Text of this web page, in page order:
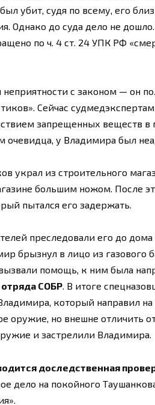
убит, судя по всему, его
Однако до суда дело не дошло.
по ч. 4 ст. 24 УПК РФ
с законом — он
Сейчас
запрещенных веществ в
очевидца, у Владимира был
украл из строительного
большим ножом. После
пытался его задержать.
преследовали его до
брызнул в лицо из газового
помощь, к ним была
СОБР. В итоге
который направил
оружие, но внешне отличить
и застрелили Владимира.
доследственная
дело на покойного Таушанкова